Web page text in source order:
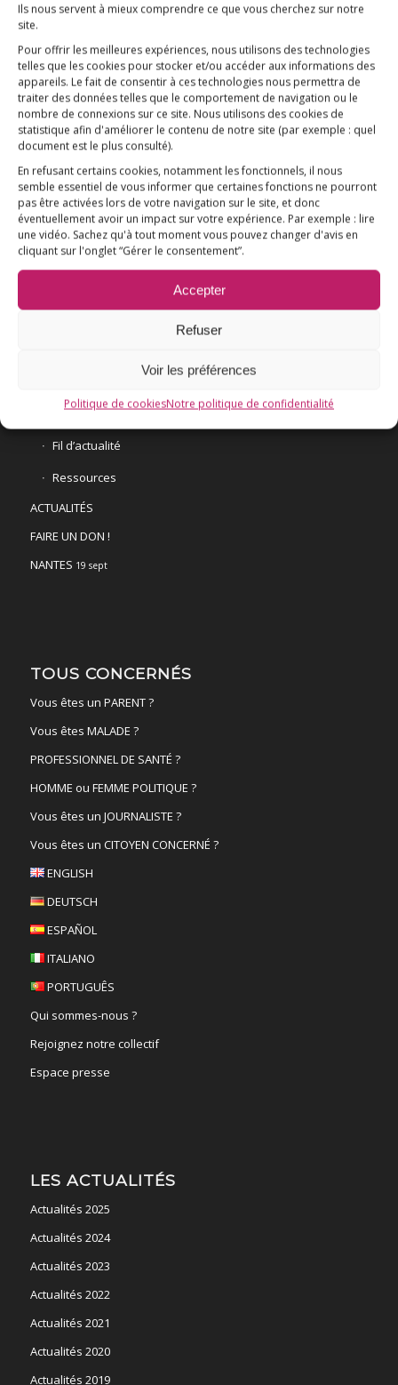
Ils nous servent à mieux comprendre ce que vous cherchez sur notre
site.
Pour offrir les meilleures expériences, nous utilisons des technologies
telles que les cookies pour stocker et/ou accéder aux informations des
appareils. Le fait de consentir à ces technologies nous permettra de
traiter des données telles que le comportement de navigation ou le
nombre de connexions sur ce site. Nous utilisons des cookies de
statistique afin d'améliorer le contenu de notre site (par exemple : quel
document est le plus consulté).
En refusant certains cookies, notamment les fonctionnels, il nous
semble essentiel de vous informer que certaines fonctions ne pourront
pas être activées lors de votre navigation sur le site, et donc
éventuellement avoir un impact sur votre expérience. Par exemple : lire
une vidéo. Sachez qu'à tout moment vous pouvez changer d'avis en
cliquant sur l'onglet “Gérer le consentement”.
Accepter
Refuser
Voir les préférences
Politique de cookiesNotre politique de confidentialité
Association E3M
Qui sommes-nous ? AIDEZ-NOUS !
L’ESSENTIEL
COMPRENDRE
Chronologie
Fil d’actualité
Ressources
ACTUALITÉS
FAIRE UN DON !
NANTES 19 sept
TOUS CONCERNÉS
Vous êtes un PARENT ?
Vous êtes MALADE ?
PROFESSIONNEL DE SANTÉ ?
HOMME ou FEMME POLITIQUE ?
Vous êtes un JOURNALISTE ?
Vous êtes un CITOYEN CONCERNÉ ?
ENGLISH
DEUTSCH
ESPAÑOL
ITALIANO
PORTUGUÊS
Qui sommes-nous ?
Rejoignez notre collectif
Espace presse
LES ACTUALITÉS
Actualités 2025
Actualités 2024
Actualités 2023
Actualités 2022
Actualités 2021
Actualités 2020
Actualités 2019